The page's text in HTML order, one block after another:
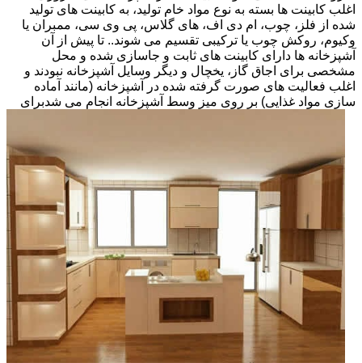
اغلب کابینت ها بسته به نوع مواد خام تولید، به کابینت های تولید
شده از فلز، چوب، ام دی اف، های گلاس، پی وی سی، ممبران یا
وکیوم، روکش چوب یا ترکیبی تقسیم می شوند.. تا پیش از آن
آشپزخانه ها دارای کابینت های ثابت و جاسازی شده و محل
مشخصی برای اجاق گاز، یخچال و دیگر وسایل آشپزخانه نبودند و
اغلب فعالیت های صورت گرفته شده در آشپزخانه (مانند آماده
سازی مواد غذایی) بر روی میز وسط آشپزخانه انجام می شدبرای